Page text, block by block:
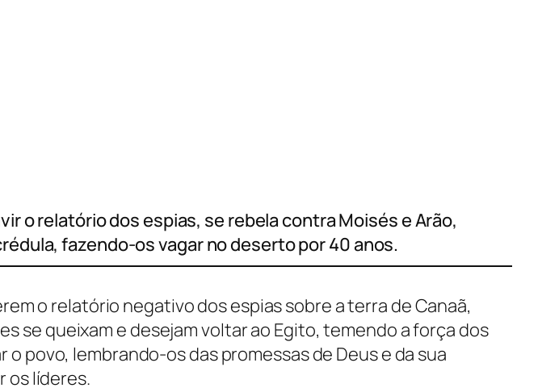
o relatório dos espias, se rebela contra Moisés e Arão,
fazendo-os vagar no deserto por 40 anos.
o relatório negativo dos espias sobre a terra de Canaã,
se queixam e desejam voltar ao Egito, temendo a força dos
povo, lembrando-os das promessas de Deus e da sua
os líderes.